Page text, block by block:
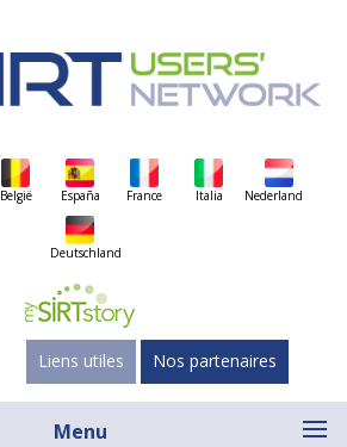
België España France Italia Nederland
Deutschland
Nos partenaires
Liens utiles
Menu